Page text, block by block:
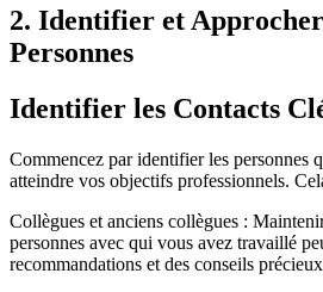
2. Identifier et Approcher
Personnes
Identifier les Contacts
Commencez par identifier les personnes
atteindre vos objectifs professionnels.
Collègues et anciens collègues :
personnes avec qui vous avez travaillé
recommandations et des conseils